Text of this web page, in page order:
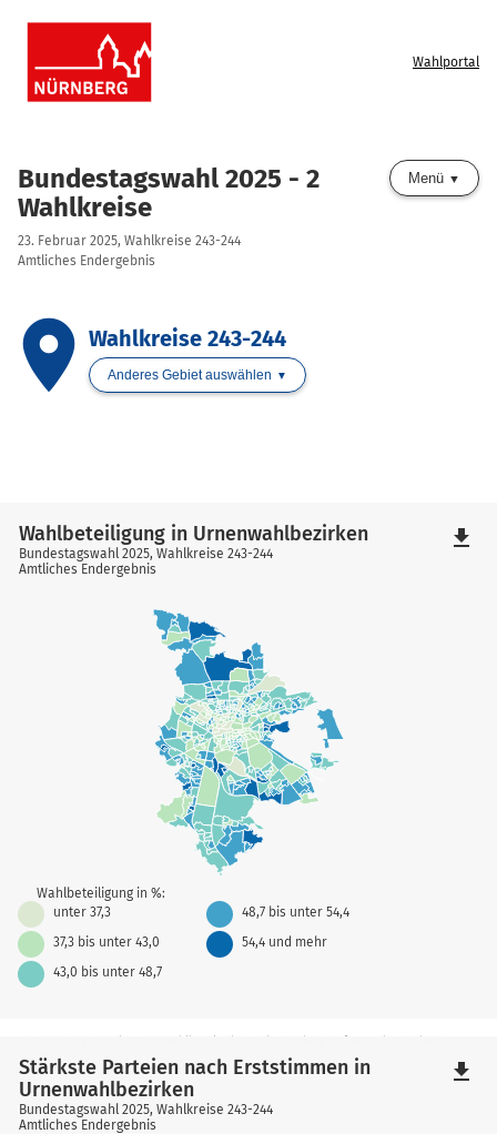
Wahlportal
Bundestagswahl 2025 - 2
Wahlkreise
23. Februar 2025, Wahlkreise 243-244
Amtliches Endergebnis
Menü
placeWahlkreise 243-244
Anderes Gebiet auswählen
Wahlbeteiligung in Urnenwahlbezirken
Bundestagswahl 2025, Wahlkreise 243-244
Amtliches Endergebnis
Wahlbeteiligung in %:
unter 37,3
37,3 bis unter 43,0
43,0 bis unter 48,7
48,7 bis unter 54,4
54,4 und mehr
file_download
Stärkste Parteien nach Erststimmen in
Urnenwahlbezirken
Bundestagswahl 2025, Wahlkreise 243-244
Amtliches Endergebnis
file_download